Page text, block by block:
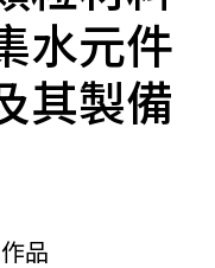
水元件
其製備
品